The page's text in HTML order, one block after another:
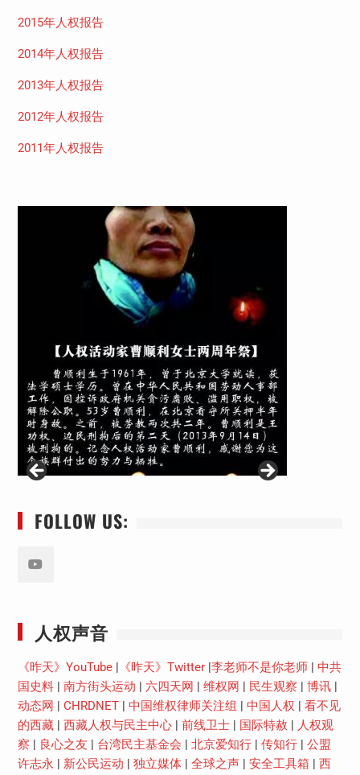
2015年人权报告
2014年人权报告
2013年人权报告
2012年人权报告
2011年人权报告
FOLLOW US:
人权声音
《昨天》YouTube| 《昨天》Twitter| 李老师不是你老师| 中共
国史料| 南方街头运动 六四天网 维权网 民生观察 博讯|
动态网
CHRDNET| 中国维权律师关注组 中国人权
看不见
的西藏| 西藏人权与民主中心| 前线卫士| 国际特赦
人权观
察
良心之友 台湾民主基金会 北京爱知行| 传知行| 公盟
许志永
新公民运动 独立媒体| 全球之声| 安全工具箱
西